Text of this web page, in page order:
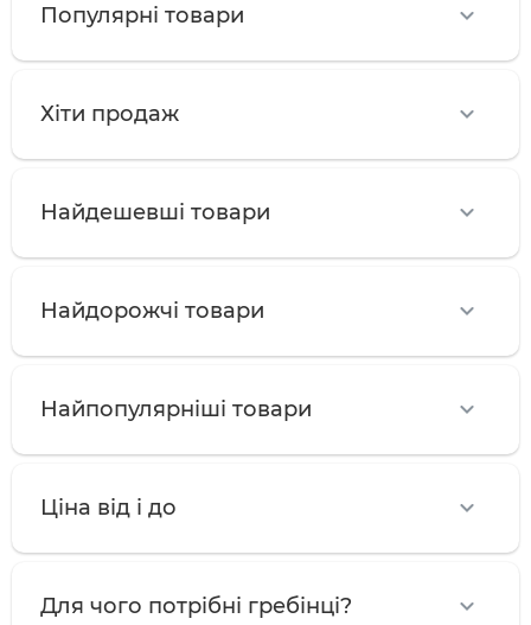
Популярні товари
Хіти продаж
Найдешевші товари
Найдорожчі товари
Найпопулярніші товари
Ціна від і до
Для чого потрібні гребінці?